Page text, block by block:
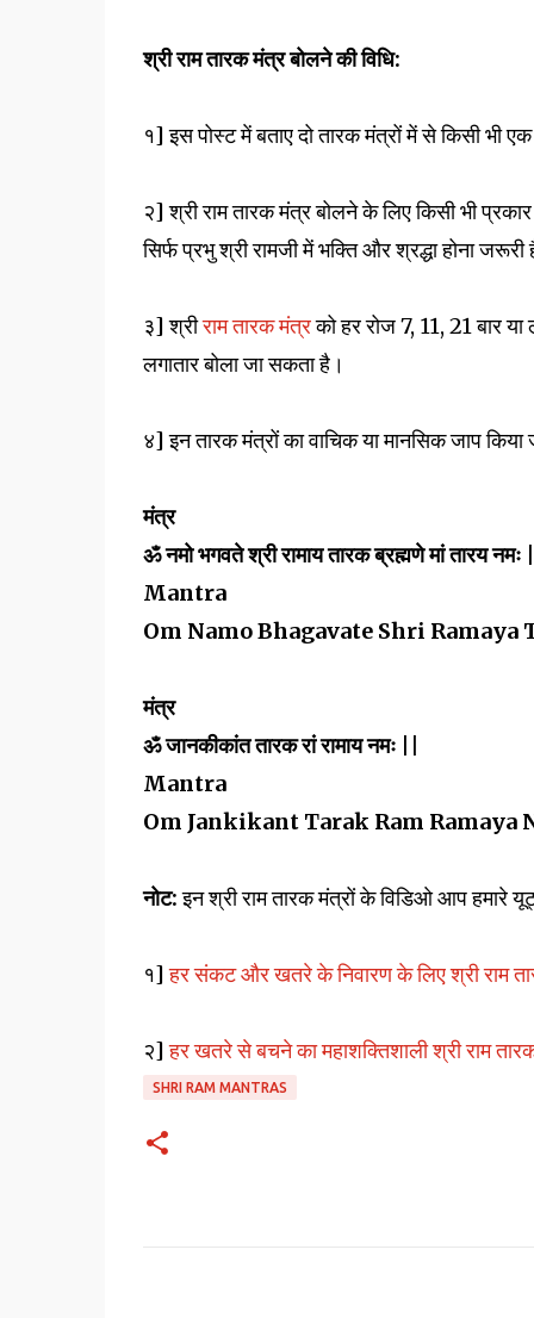
श्री राम तारक मंत्र बोलने की विधि:
१] इस पोस्ट में बताए दो तारक मंत्रों में से किसी भी
२] श्री राम तारक मंत्र बोलने के लिए किसी भी
सिर्फ प्रभु श्री रामजी में भक्ति और श्रद्धा होना जरूरी
३] श्रीराम तारक मंत्रको हर रोज 7, 11, 21 बार
लगातार बोला जा सकता है।
४] इन तारक मंत्रों का वाचिक या मानसिक जाप
मंत्र
ॐ नमो भगवते श्री रामाय तारक ब्रह्मणे मां तारय नमः ||
Mantra
Om Namo Bhagavate Shri Ramaya
मंत्र
ॐ जानकीकांत तारक रां रामाय नमः ||
Mantra
Om Jankikant Tarak Ram Ramaya
नोट:इन श्री राम तारक मंत्रों के विडिओ आप
१]हर संकट और खतरे के निवारण के लिए श्री राम
२]हर खतरे से बचने का महाशक्तिशाली श्री राम
SHRI RAM MANTRAS